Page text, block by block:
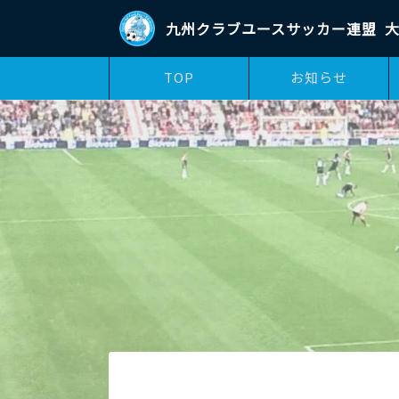
九州クラブユースサッカー連盟
TOP お知らせ